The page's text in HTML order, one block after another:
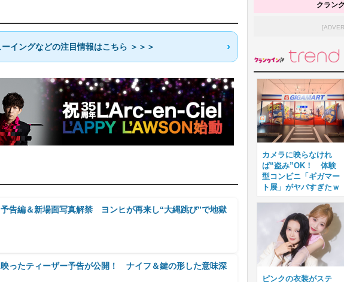
イングなどの注目情報はこちら ＞＞＞
告編＆新場面写真解禁 ヨンヒが再来し“大縄跳び”で地獄
ったティーザー予告が公開！ ナイフ＆鍵の形した意味深
クラン
カメラに映らなけれ
ば“盗み”OK！ 体験
型コンビニ「ギガマー
ト展」がヤバすぎたｗ
ピンクの衣装がステ